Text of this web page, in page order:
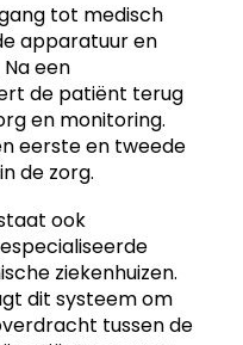
tot medisch
apparatuur en
een
de patiënt terug
en monitoring.
eerste en tweede
de zorg.
ook
ziekenhuizen.
dit systeem om
tussen de